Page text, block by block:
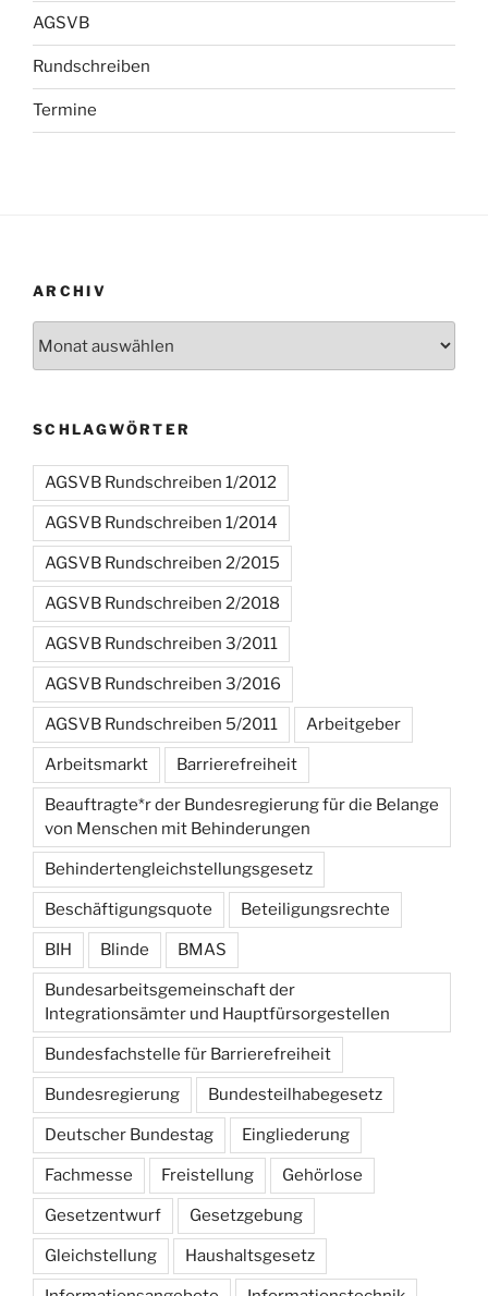
AGSVB
Rundschreiben
Termine
ARCHIV
SCHLAGWÖRTER
AGSVB Rundschreiben 1/2012
AGSVB Rundschreiben 1/2014
AGSVB Rundschreiben 2/2015
AGSVB Rundschreiben 2/2018
AGSVB Rundschreiben 3/2011
AGSVB Rundschreiben 3/2016
AGSVB Rundschreiben 5/2011 Arbeitgeber
Arbeitsmarkt Barrierefreiheit
Beauftragte*r der Bundesregierung für die Belange
von Menschen mit Behinderungen
Behindertengleichstellungsgesetz
Beschäftigungsquote Beteiligungsrechte
BIH Blinde BMAS
Bundesarbeitsgemeinschaft der
Integrationsämter und Hauptfürsorgestellen
Bundesfachstelle für Barrierefreiheit
Bundesregierung Bundesteilhabegesetz
Deutscher Bundestag Eingliederung
Fachmesse Freistellung Gehörlose
Gesetzentwurf Gesetzgebung
Gleichstellung Haushaltsgesetz